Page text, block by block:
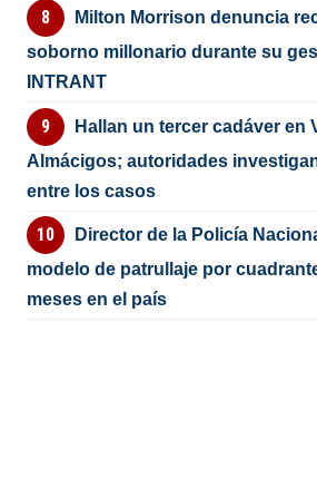
Milton Morrison denuncia
soborno millonario durante su
INTRANT
Hallan un tercer cadáver en
Almácigos; autoridades
entre los casos
Director de la Policía
modelo de patrullaje por
meses en el país